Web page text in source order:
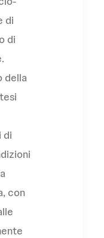
di
di
della
di
con